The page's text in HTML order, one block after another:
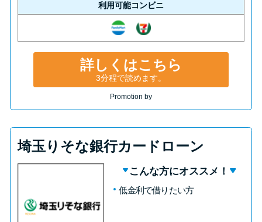
利用可能コンビニ
詳しくはこちら
3分程で読めます。
Promotion by
埼玉りそな銀行カードローン
こんな方にオススメ！
低金利で借りたい方